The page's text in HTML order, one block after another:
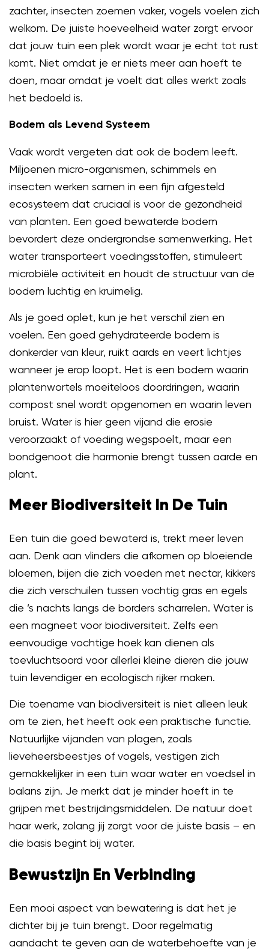
zachter, insecten zoemen vaker, vogels voelen zich
welkom. De juiste hoeveelheid water zorgt ervoor
dat jouw tuin een plek wordt waar je echt tot rust
komt. Niet omdat je er niets meer aan hoeft te
doen, maar omdat je voelt dat alles werkt zoals
het bedoeld is.
Bodem als Levend Systeem
Vaak wordt vergeten dat ook de bodem leeft.
Miljoenen micro-organismen, schimmels en
insecten werken samen in een fijn afgesteld
ecosysteem dat cruciaal is voor de gezondheid
van planten. Een goed bewaterde bodem
bevordert deze ondergrondse samenwerking. Het
water transporteert voedingsstoffen, stimuleert
microbiële activiteit en houdt de structuur van de
bodem luchtig en kruimelig.
Als je goed oplet, kun je het verschil zien en
voelen. Een goed gehydrateerde bodem is
donkerder van kleur, ruikt aards en veert lichtjes
wanneer je erop loopt. Het is een bodem waarin
plantenwortels moeiteloos doordringen, waarin
compost snel wordt opgenomen en waarin leven
bruist. Water is hier geen vijand die erosie
veroorzaakt of voeding wegspoelt, maar een
bondgenoot die harmonie brengt tussen aarde en
plant.
Meer Biodiversiteit In De Tuin
Een tuin die goed bewaterd is, trekt meer leven
aan. Denk aan vlinders die afkomen op bloeiende
bloemen, bijen die zich voeden met nectar, kikkers
die zich verschuilen tussen vochtig gras en egels
die ’s nachts langs de borders scharrelen. Water is
een magneet voor biodiversiteit. Zelfs een
eenvoudige vochtige hoek kan dienen als
toevluchtsoord voor allerlei kleine dieren die jouw
tuin levendiger en ecologisch rijker maken.
Die toename van biodiversiteit is niet alleen leuk
om te zien, het heeft ook een praktische functie.
Natuurlijke vijanden van plagen, zoals
lieveheersbeestjes of vogels, vestigen zich
gemakkelijker in een tuin waar water en voedsel in
balans zijn. Je merkt dat je minder hoeft in te
grijpen met bestrijdingsmiddelen. De natuur doet
haar werk, zolang jij zorgt voor de juiste basis – en
die basis begint bij water.
Bewustzijn En Verbinding
Een mooi aspect van bewatering is dat het je
dichter bij je tuin brengt. Door regelmatig
aandacht te geven aan de waterbehoefte van je